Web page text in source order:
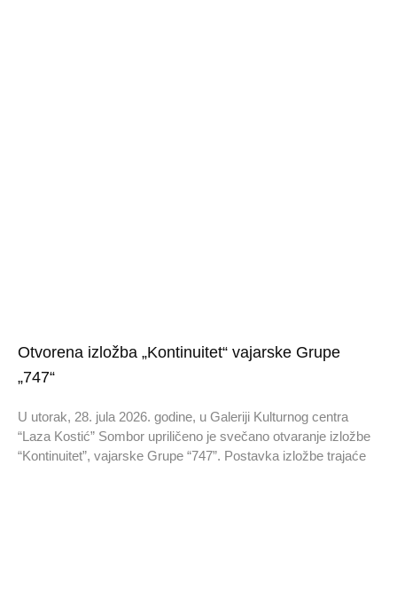
Otvorena izložba „Kontinuitet“ vajarske Grupe
„747“
U utorak, 28. jula 2026. godine, u Galeriji Kulturnog centra
“Laza Kostić” Sombor upriličeno je svečano otvaranje izložbe
“Kontinuitet”, vajarske Grupe “747”. Postavka izložbe trajaće